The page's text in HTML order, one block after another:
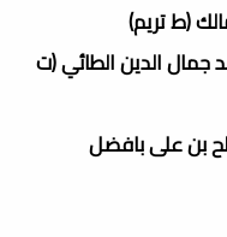
(ط تريم)
جمال الدين الطائي (ت
بن على بافضل